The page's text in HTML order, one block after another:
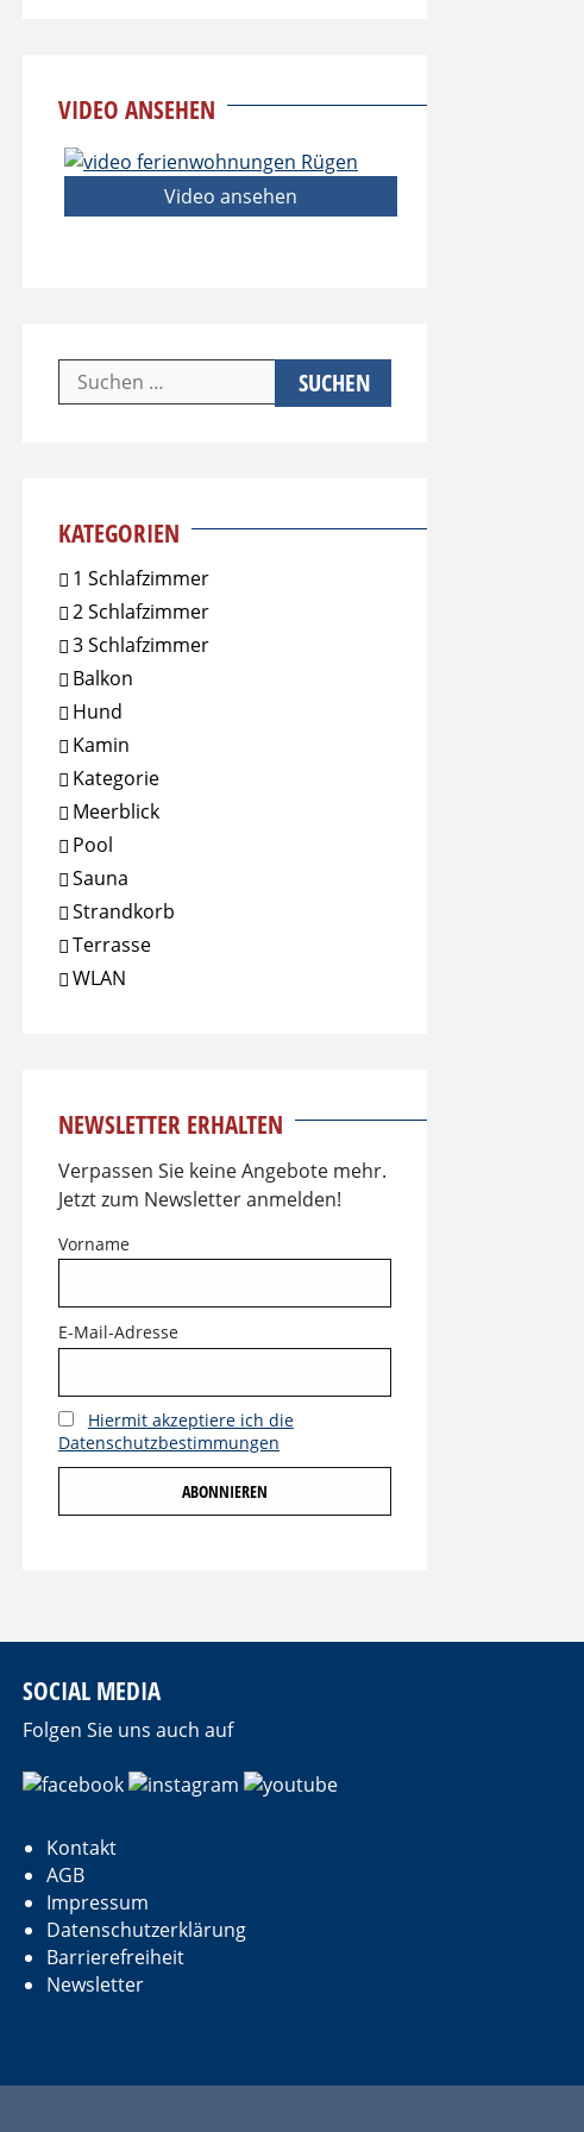
VIDEO ANSEHEN
Video ansehen
Suchen
nach:
KATEGORIEN
1 Schlafzimmer
2 Schlafzimmer
3 Schlafzimmer
Balkon
Hund
Kamin
Kategorie
Meerblick
Pool
Sauna
Strandkorb
Terrasse
WLAN
NEWSLETTER ERHALTEN
Verpassen Sie keine Angebote mehr.
Jetzt zum Newsletter anmelden!
Vorname
E-Mail-Adresse
Hiermit akzeptiere ich die
Datenschutzbestimmungen
SOCIAL MEDIA
Folgen Sie uns auch auf
Kontakt
AGB
Impressum
Datenschutzerklärung
Barrierefreiheit
Newsletter